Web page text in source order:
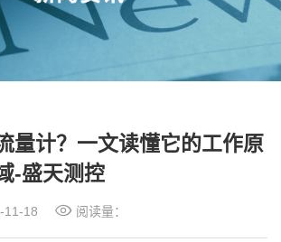
量计？一文读懂它的工作原
-盛天测控
11-18 阅读量：